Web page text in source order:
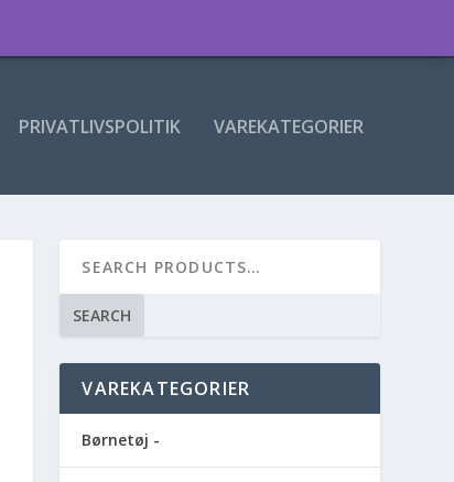
PRIVATLIVSPOLITIK VAREKATEGORIER
SEARCH
VAREKATEGORIER
Børnetøj -